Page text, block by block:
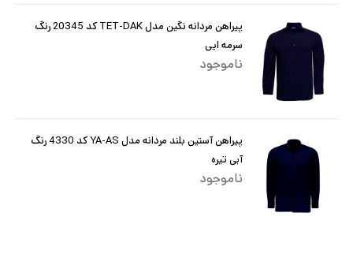
پیراهن مردانه نگین مدل TET-DAK کد 20345 رنگ
سرمه ایی
ناموجود
پیراهن آستین بلند مردانه مدل YA-AS کد 4330 رنگ
آبی تیره
ناموجود